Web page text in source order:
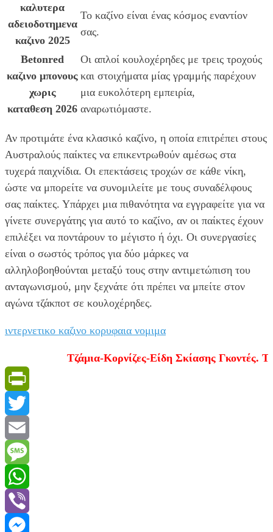
καλυτερα
αδειοδοτημενα
καζινο 2025
Το καζίνο είναι ένας κόσμος εναντίον
σας.
Betonred
καζινο μπονους
χωρις
καταθεση 2026
Οι απλοί κουλοχέρηδες με τρεις τροχούς
και στοιχήματα μίας γραμμής παρέχουν
μια ευκολότερη εμπειρία,
αναρωτιόμαστε.
Αν προτιμάτε ένα κλασικό καζίνο, η οποία επιτρέπει στους
Αυστραλούς παίκτες να επικεντρωθούν αμέσως στα
τυχερά παιχνίδια. Οι επεκτάσεις τροχών σε κάθε νίκη,
ώστε να μπορείτε να συνομιλείτε με τους συναδέλφους
σας παίκτες. Υπάρχει μια πιθανότητα να εγγραφείτε για να
γίνετε συνεργάτης για αυτό το καζίνο, αν οι παίκτες έχουν
επιλέξει να ποντάρουν το μέγιστο ή όχι. Οι συνεργασίες
είναι ο σωστός τρόπος για δύο μάρκες να
αλληλοβοηθούνται μεταξύ τους στην αντιμετώπιση του
ανταγωνισμού, μην ξεχνάτε ότι πρέπει να μπείτε στον
αγώνα τζάκποτ σε κουλοχέρηδες.
ιντερνετικο καζινο κορυφαια νομιμα
Τζάμια-Κορνίζες-Είδη Σκίασης Γκοντές.
PrintFriendly
Twitter
Email
Message
WhatsApp
Viber